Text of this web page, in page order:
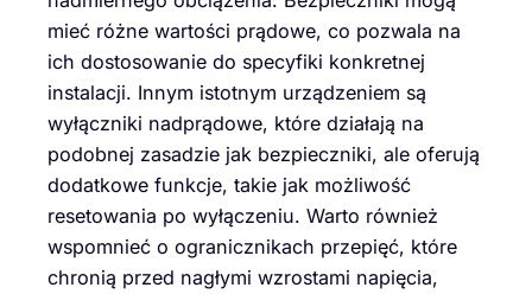
mieć różne wartości prądowe, co pozwala na
ich dostosowanie do specyfiki konkretnej
instalacji. Innym istotnym urządzeniem są
wyłączniki nadprądowe, które działają na
podobnej zasadzie jak bezpieczniki, ale oferują
dodatkowe funkcje, takie jak możliwość
resetowania po wyłączeniu. Warto również
wspomnieć o ogranicznikach przepięć, które
chronią przed nagłymi wzrostami napięcia,